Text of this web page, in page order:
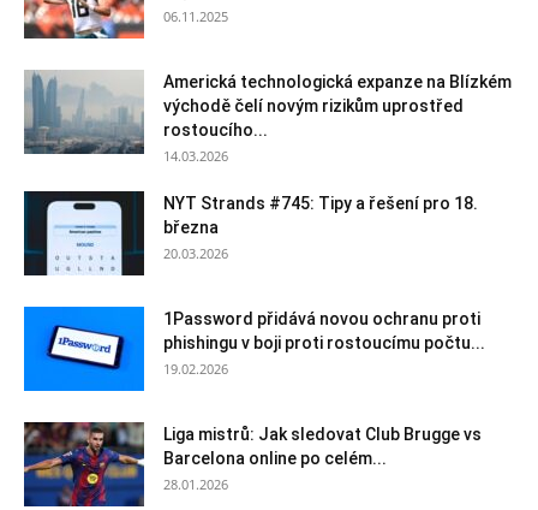
06.11.2025
Americká technologická expanze na Blízkém
východě čelí novým rizikům uprostřed
rostoucího...
14.03.2026
NYT Strands #745: Tipy a řešení pro 18.
března
20.03.2026
1Password přidává novou ochranu proti
phishingu v boji proti rostoucímu počtu...
19.02.2026
Liga mistrů: Jak sledovat Club Brugge vs
Barcelona online po celém...
28.01.2026